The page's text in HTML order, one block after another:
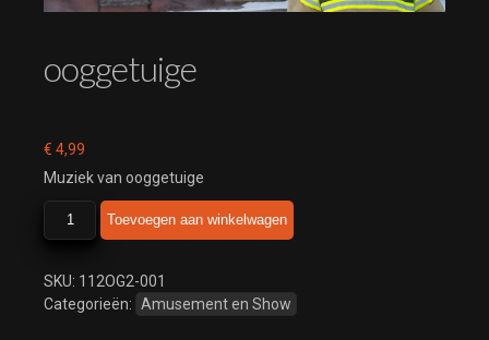
ooggetuige
€ 4,99
Muziek van ooggetuige
ooggetuige
aantal
Toevoegen aan winkelwagen
SKU: 112OG2-001
Categorieën: Amusement en Show